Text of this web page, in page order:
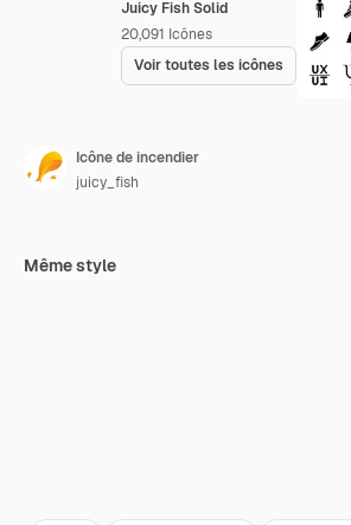
Juicy Fish Solid
20,091 Icônes
Voir toutes les icônes
Icône de incendier
juicy_fish
Même style